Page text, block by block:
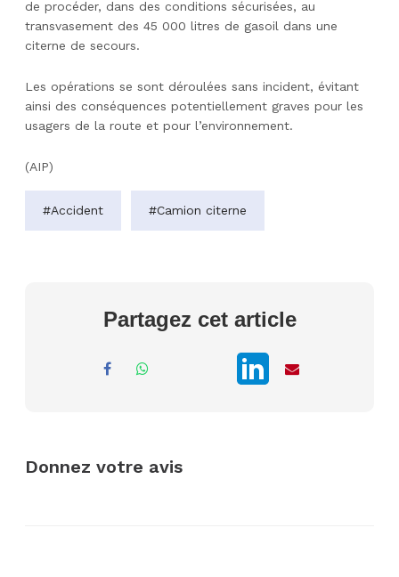
de procéder, dans des conditions sécurisées, au
transvasement des 45 000 litres de gasoil dans une
citerne de secours.
Les opérations se sont déroulées sans incident, évitant
ainsi des conséquences potentiellement graves pour les
usagers de la route et pour l’environnement.
(AIP)
#Accident #Camion citerne
Partagez cet article
Donnez votre avis